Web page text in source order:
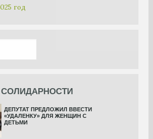
год
ДЕПУТАТ ПРЕДЛОЖИЛ ВВЕСТИ
«УДАЛЕНКУ» ДЛЯ ЖЕНЩИН С
ДЕТЬМИ